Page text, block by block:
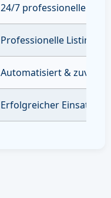
24/7 professioneller
Professionelle Listings
Automatisiert &
Erfolgreicher Einsatz